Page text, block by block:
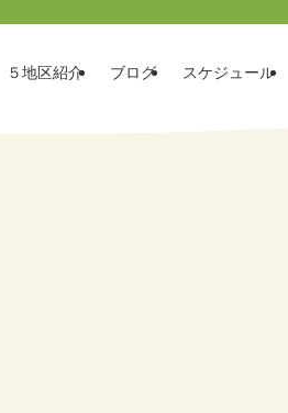
５地区紹介 ブログ スケジュール